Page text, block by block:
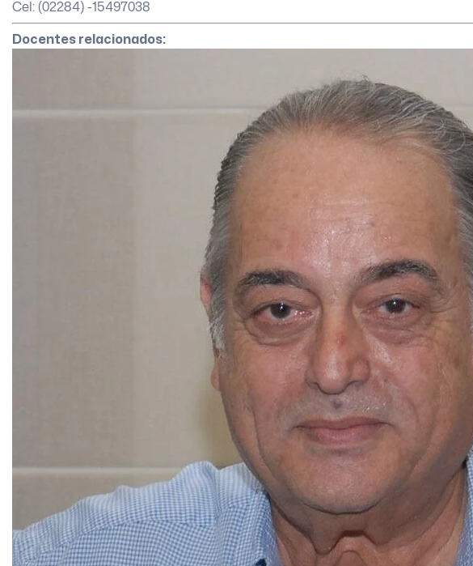
Cel: (02284) -15497038
Docentes relacionados: